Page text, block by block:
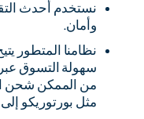
نستخدم أحدث
وأمان.
نظامنا المتطور
سهولة التسوق
من الممكن شحن
مثل بورتوريكو